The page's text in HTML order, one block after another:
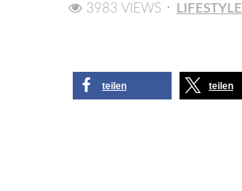
3983 VIEWS LIFESTYLE
teilen teilen